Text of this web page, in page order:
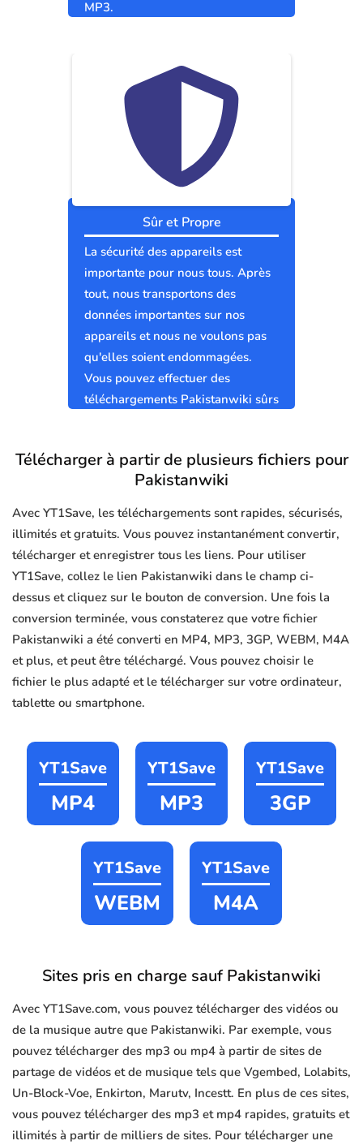
MP3.
Sûr et Propre
La sécurité des appareils est
importante pour nous tous. Après
tout, nous transportons des
données importantes sur nos
appareils et nous ne voulons pas
qu'elles soient endommagées.
Vous pouvez effectuer des
téléchargements Pakistanwiki sûrs
Télécharger à partir de plusieurs fichiers pour
Pakistanwiki
Avec YT1Save, les téléchargements sont rapides, sécurisés,
illimités et gratuits. Vous pouvez instantanément convertir,
télécharger et enregistrer tous les liens. Pour utiliser
YT1Save, collez le lien Pakistanwiki dans le champ ci-
dessus et cliquez sur le bouton de conversion. Une fois la
conversion terminée, vous constaterez que votre fichier
Pakistanwiki a été converti en MP4, MP3, 3GP, WEBM, M4A
et plus, et peut être téléchargé. Vous pouvez choisir le
fichier le plus adapté et le télécharger sur votre ordinateur,
tablette ou smartphone.
YT1Save
MP4
YT1Save
MP3
YT1Save
3GP
YT1Save
WEBM
YT1Save
M4A
Sites pris en charge sauf Pakistanwiki
Avec YT1Save.com, vous pouvez télécharger des vidéos ou
de la musique autre que Pakistanwiki. Par exemple, vous
pouvez télécharger des mp3 ou mp4 à partir de sites de
partage de vidéos et de musique tels que Vgembed, Lolabits,
Un-Block-Voe, Enkirton, Marutv, Incestt. En plus de ces sites,
vous pouvez télécharger des mp3 et mp4 rapides, gratuits et
illimités à partir de milliers de sites. Pour télécharger une